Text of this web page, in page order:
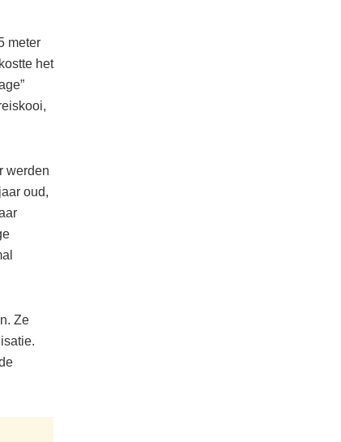
meter
het
werden
oud,
Ze